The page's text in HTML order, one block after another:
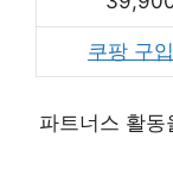
쿠팡 구
파트너스 활